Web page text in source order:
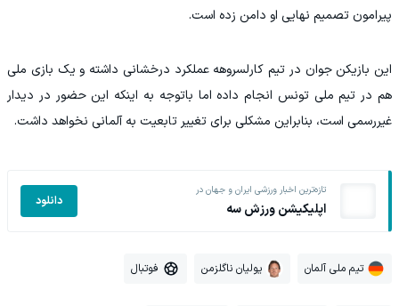
پیرامون تصمیم نهایی او دامن زده است.
این بازیکن جوان در تیم کارلسروهه عملکرد درخشانی داشته و یک بازی ملی
هم در تیم ملی تونس انجام داده اما باتوجه به اینکه این حضور در دیدار
غیررسمی است، بنابراین مشکلی برای تغییر تابعیت به آلمانی نخواهد داشت.
تازه‌ترین اخبار ورزشی ایران و جهان در
اپلیکیشن ورزش سه دانلود
تیم ملی آلمان یولیان ناگلزمن فوتبال